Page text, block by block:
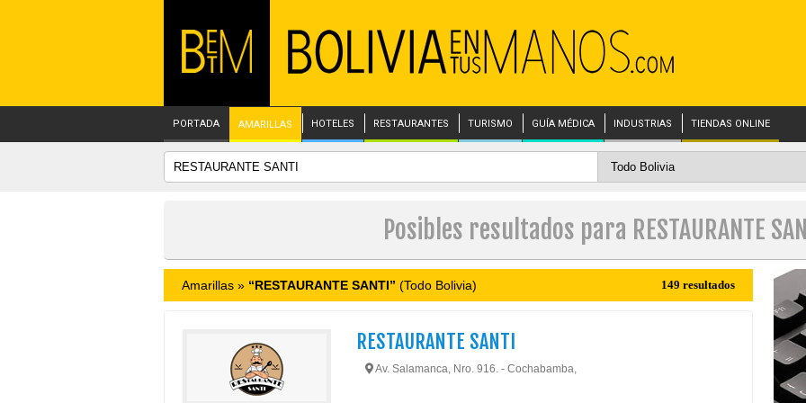
PORTADA AMARILLAS HOTELES RESTAURANTES TURISMO GUÍA MÉDICA INDUSTRIAS TIENDAS ONLINE
Posibles resultados para RESTAURANTE
Amarillas » “RESTAURANTE SANTI” (Todo Bolivia) 149 resultados
RESTAURANTE SANTI
Av. Salamanca, Nro. 916. - Cochabamba,